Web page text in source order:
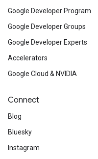
Google Developer Program
Google Developer Groups
Google Developer Experts
Accelerators
Google Cloud & NVIDIA
Connect
Blog
Bluesky
Instagram